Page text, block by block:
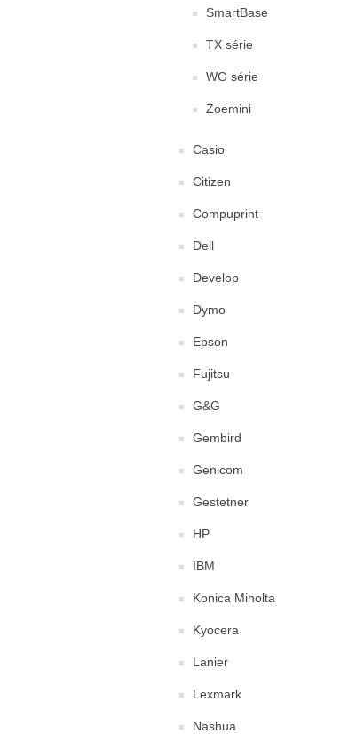
SmartBase
TX série
WG série
Zoemini
Casio
Citizen
Compuprint
Dell
Develop
Dymo
Epson
Fujitsu
G&G
Gembird
Genicom
Gestetner
HP
IBM
Konica Minolta
Kyocera
Lanier
Lexmark
Nashua